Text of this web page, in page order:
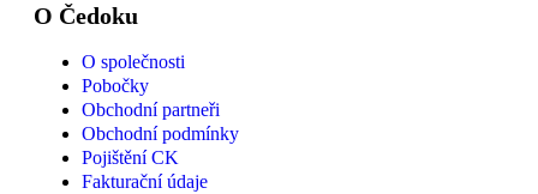
O Čedoku
O společnosti
Pobočky
Obchodní partneři
Obchodní podmínky
Pojištění CK
Fakturační údaje